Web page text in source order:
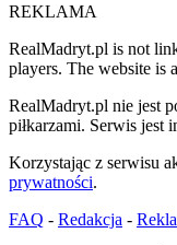
REKLAMA
RealMadryt.pl is not
players. The website is
RealMadryt.pl nie jest
piłkarzami. Serwis jest
Korzystając z serwisu
prywatności.
FAQ - Redakcja -